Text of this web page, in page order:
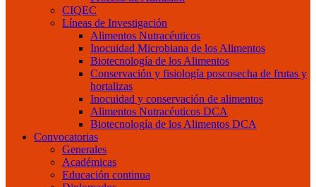
CIQEC
Líneas de Investigación
Alimentos Nutracéuticos
Inocuidad Microbiana de los Alimentos
Biotecnología de los Alimentos
Conservación y fisiología poscosecha de frutas y
hortalizas
Inocuidad y conservación de alimentos
Alimentos Nutracéuticos DCA
Biotecnología de los Alimentos DCA
Convocatorias
Generales
Académicas
Educación continua